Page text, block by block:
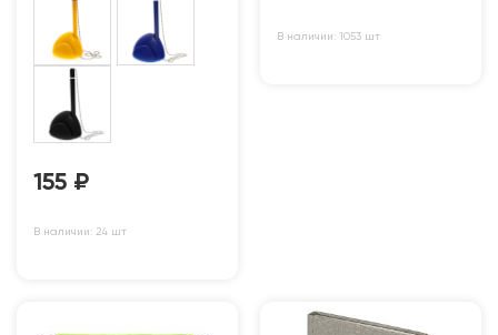
155 ₽
В наличии: 24 шт
В наличии: 1053 шт